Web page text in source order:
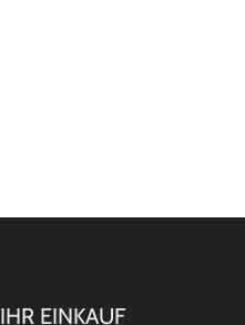
IHR EINKAUF